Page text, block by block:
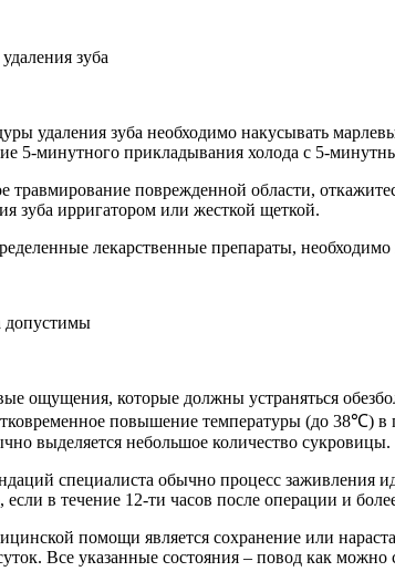
зуба
удаления зуба необходимо накусывать
5-минутного прикладывания холода с 5-
травмирование поврежденной области,
зуба ирригатором или жесткой щеткой.
лекарственные препараты,
допустимы
ощущения, которые должны устраняться
повышение температуры (до 38℃) в
выделяется небольшое количество сукровицы.
специалиста обычно процесс заживления
в течение 12-ти часов после операции и
помощи является сохранение или
Все указанные состояния – повод как можно